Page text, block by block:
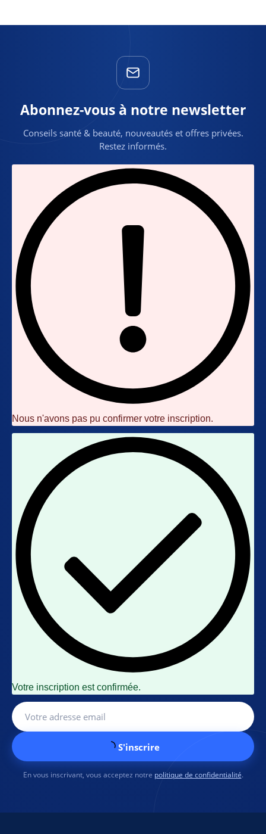
Abonnez-vous à notre newsletter
Conseils santé & beauté, nouveautés et offres privées.
Restez informés.
Nous n'avons pas pu confirmer votre inscription.
Votre inscription est confirmée.
S'inscrire
En vous inscrivant, vous acceptez notre politique de confidentialité.